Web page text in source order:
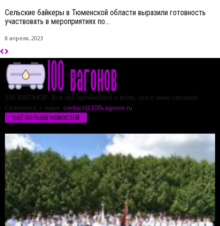
Сельские байкеры в Тюменской области выразили готовность
участвовать в мероприятиях по...
8 апреля, 2023
100 ВАГОНОВ. Все про автомобили и всем, что с ними связано!
Свяжитесь с нами: contact@100vagonov.ru
ЕЩЁ БОЛЬШЕ НОВОСТЕЙ